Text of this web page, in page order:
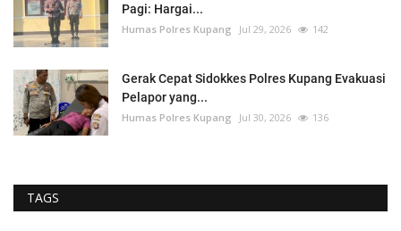
Pagi: Hargai...
Humas Polres Kupang Jul 29, 2026 142
Gerak Cepat Sidokkes Polres Kupang Evakuasi
Pelapor yang...
Humas Polres Kupang Jul 30, 2026 136
TAGS